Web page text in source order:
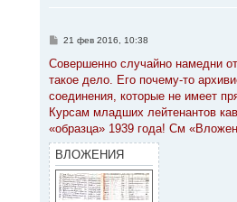
С
о
щ
е
и
е
21 фев 2016, 10:38
Совершенно случайно намедни
такое дело. Его почему-то
соединения, которые не имеет
Курсам младших лейтенантов
«образца» 1939 года! См
ВЛОЖЕНИЯ